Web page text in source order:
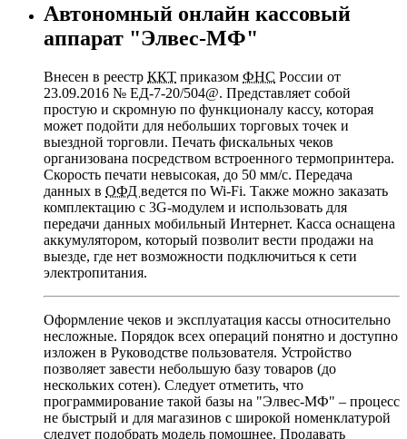
Автономный онлайн кассовый
аппарат
Элвес-МФ
Внесен в реестр ККТ приказом ФНС России от
23.09.2016 № ЕД-7-20/504@. Представляет собой
простую и скромную по функционалу кассу, которая
может подойти для небольших торговых точек и
выездной торговли. Печать фискальных чеков
организована посредством встроенного термопринтера.
Скорость печати невысокая, до 50 мм/c. Передача
данных в ОФД ведется по Wi-Fi. Также можно заказать
комплектацию с 3G-модулем и использовать для
передачи данных мобильный Интернет. Касса оснащена
аккумулятором, который позволит вести продажи на
выезде, где нет возможности подключиться к сети
электропитания.
Оформление чеков и эксплуатация кассы относительно
несложные. Порядок всех операций понятно и доступно
изложен в Руководстве пользователя. Устройство
позволяет завести небольшую базу товаров (до
нескольких сотен). Следует отметить, что
программирование такой базы на
Элвес-МФ
– процесс
не быстрый и для магазинов с широкой номенклатурой
следует подобрать модель помощнее. Продавать